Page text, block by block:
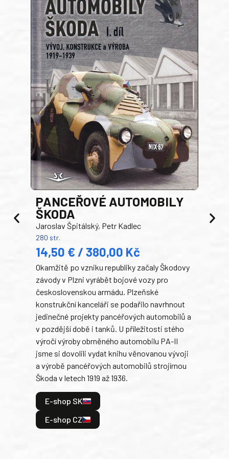
PANCEŘOVÉ AUTOMOBILY
ŠKODA
Jaroslav Špitálský, Petr Kadlec
280 str.
14,50 € / 380,00 Kč
Okamžitě po vzniku republiky začaly Škodovy
závody v Plzni vyrábět bojové vozy pro
československou armádu. Plzeňské
konstrukční kanceláři se podařilo navrhnout
jedinečné projekty pancéřových automobilů a
v pozdější době i tanků. U příležitosti stého
výročí výroby obrněného automobilu PA-II
jsme si dovolili vydat knihu věnovanou vývoji
a výrobě pancéřových automobilů strojírnou
Škoda v letech 1919 až 1936.
E-shop SK
E-shop CZ